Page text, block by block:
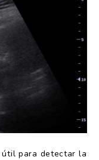
útil para detectar la